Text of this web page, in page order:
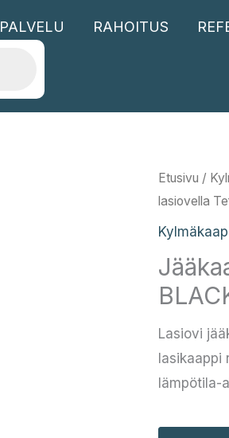
RAHOITUS
Etusivu /
lasiovella
Lasiovi
lasikaappi
lämpötila-